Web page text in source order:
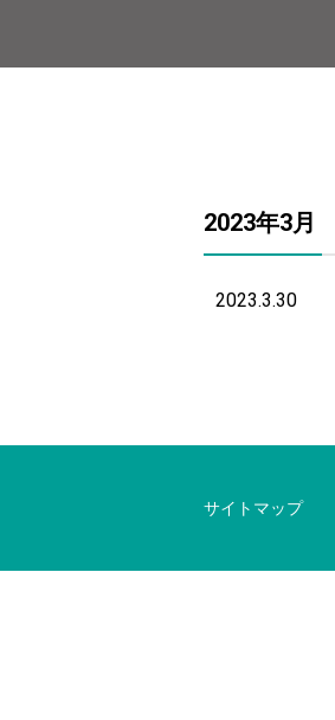
2023年3月
2023.3.30
サイトマップ